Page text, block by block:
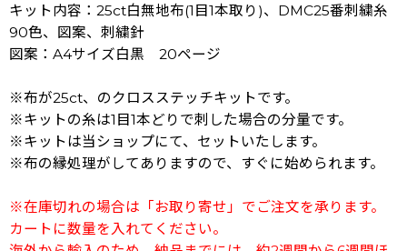
キット内容：25ct白無地布(1目1本取り)、DMC25番刺繍糸
90色、図案、刺繍針
図案：A4サイズ白黒 20ページ
※布が25ct、のクロスステッチキットです。
※キットの糸は1目1本どりで刺した場合の分量です。
※キットは当ショップにて、セットいたします。
※布の縁処理がしてありますので、すぐに始められます。
※在庫切れの場合は「お取り寄せ」でご注文を承ります。
カートに数量を入れてください。